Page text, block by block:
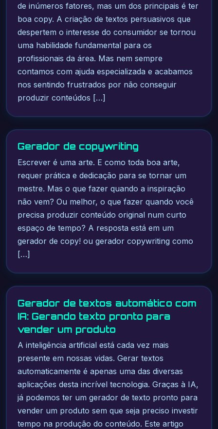
de inúmeros fatores, mas um dos principais é ter
boa copy. A criação de textos persuasivos que
despertem o interesse do consumidor se tornou
uma habilidade fundamental para os
profissionais da área. Mas nem sempre
contamos com ajuda especializada e acabamos
nos sentindo frustrados por não conseguir
produzir conteúdos […]
Gerador de copywriting
Escrever é uma arte. E como toda boa arte,
requer prática e dedicação para se tornar um
mestre. Mas o que fazer quando a inspiração
não vem? Ou melhor, o que fazer quando você
precisa produzir conteúdo original num curto
espaço de tempo? A resposta está em um
gerador de copy! ou gerador copywriting como
[…]
Gerador de textos automático com
IA: Gerando texto pronto para
vender um produto
A inteligência artificial está cada vez mais
presente em nossas vidas. Gerar textos
automaticamente é apenas uma das diversas
aplicações desta incrível tecnologia. Graças à IA,
já podemos ter um gerador de texto pronto para
vender um produto sem que seja preciso investir
tempo na produção do conteúdo. Este artigo